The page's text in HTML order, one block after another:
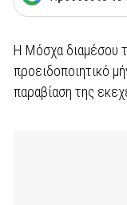
Η Μόσχα διαμέσου
προειδοποιητικό
παραβίαση της